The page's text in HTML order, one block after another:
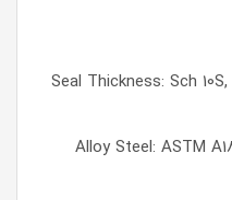
Seal Thickness: Sch
Alloy Steel: ASTM